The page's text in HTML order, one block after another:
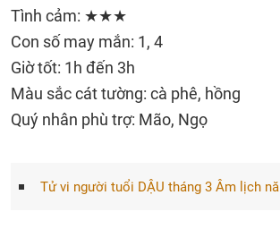
Tình cảm: ★★★
Con số may mắn: 1, 4
Giờ tốt: 1h đến 3h
Màu sắc cát tường: cà phê, hồng
Quý nhân phù trợ: Mão, Ngọ
Tử vi người tuổi DẬU tháng 3 Âm lịch